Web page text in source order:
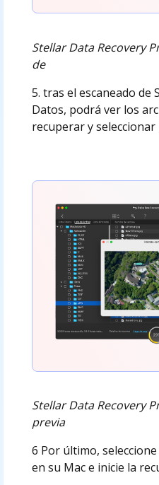
Stellar Data Recovery
de
5. tras el escaneado de
Datos, podrá ver los
recuperar y seleccionar
Stellar Data Recovery
previa
6 Por último,
en su Mac e inicie la